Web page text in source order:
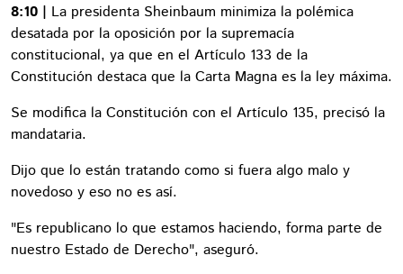
8:10 | La presidenta Sheinbaum minimiza la polémica
desatada por la oposición por la supremacía
constitucional, ya que en el Artículo 133 de la
Constitución destaca que la Carta Magna es la ley máxima.
Se modifica la Constitución con el Artículo 135, precisó la
mandataria.
Dijo que lo están tratando como si fuera algo malo y
novedoso y eso no es así.
"Es republicano lo que estamos haciendo, forma parte de
nuestro Estado de Derecho", aseguró.